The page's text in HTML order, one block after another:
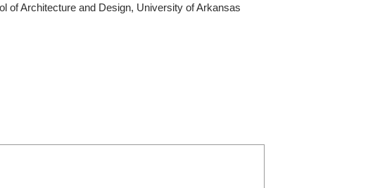
of Architecture and Design, University of Arkansas